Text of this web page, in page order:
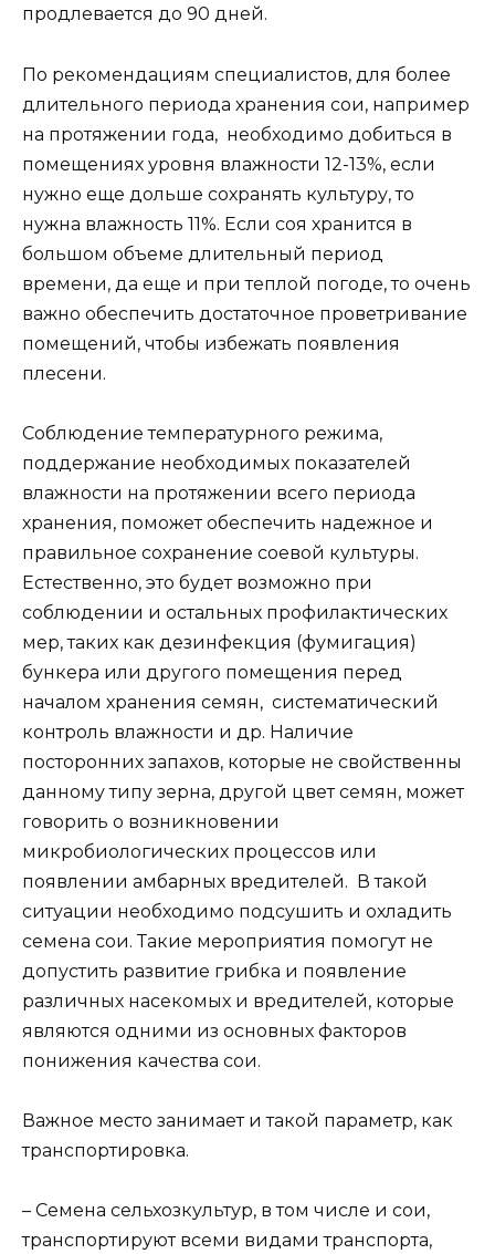
продлевается до 90 дней.
По рекомендациям специалистов, для более
длительного периода хранения сои, например
на протяжении года, необходимо добиться в
помещениях уровня влажности 12-13%, если
нужно еще дольше сохранять культуру, то
нужна влажность 11%. Если соя хранится в
большом объеме длительный период
времени, да еще и при теплой погоде, то очень
важно обеспечить достаточное проветривание
помещений, чтобы избежать появления
плесени.
Соблюдение температурного режима,
поддержание необходимых показателей
влажности на протяжении всего периода
хранения, поможет обеспечить надежное и
правильное сохранение соевой культуры.
Естественно, это будет возможно при
соблюдении и остальных профилактических
мер, таких как дезинфекция (фумигация)
бункера или другого помещения перед
началом хранения семян, систематический
контроль влажности и др. Наличие
посторонних запахов, которые не свойственны
данному типу зерна, другой цвет семян, может
говорить о возникновении
микробиологических процессов или
появлении амбарных вредителей. В такой
ситуации необходимо подсушить и охладить
семена сои. Такие мероприятия помогут не
допустить развитие грибка и появление
различных насекомых и вредителей, которые
являются одними из основных факторов
понижения качества сои.
Важное место занимает и такой параметр, как
транспортировка.
– Семена сельхозкультур, в том числе и сои,
транспортируют всеми видами транспорта,